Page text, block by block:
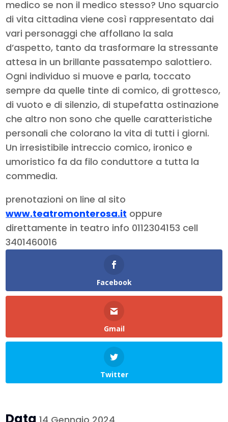
medico se non il medico stesso? Uno squarcio
di vita cittadina viene così rappresentato dai
vari personaggi che affollano la sala
d’aspetto, tanto da trasformare la stressante
attesa in un brillante passatempo salottiero.
Ogni individuo si muove e parla, toccato
sempre da quelle tinte di comico, di grottesco,
di vuoto e di silenzio, di stupefatta ostinazione
che altro non sono che quelle caratteristiche
personali che colorano la vita di tutti i giorni.
Un irresistibile intreccio comico, ironico e
umoristico fa da filo conduttore a tutta la
commedia.
prenotazioni on line al sito
www.teatromonterosa.it oppure
direttamente in teatro info 0112304153 cell
3401460016
Facebook
Gmail
Twitter